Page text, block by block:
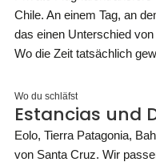
Chile. An einem Tag, an
das einen Unterschied
Wo die Zeit tatsächlich
Wo du schläfst
Estancias und
Eolo, Tierra Patagonia,
von Santa Cruz. Wir